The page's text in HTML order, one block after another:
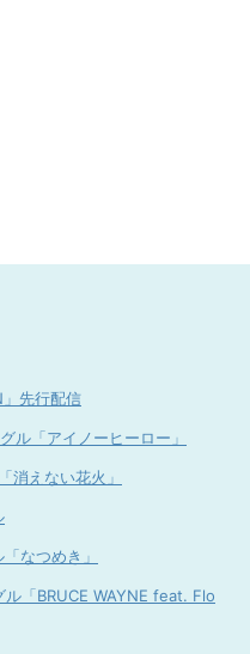
先行配信
ル「アイノーヒーロー」
えない花火」
なつめき」
ル「BRUCE WAYNE feat. Flo